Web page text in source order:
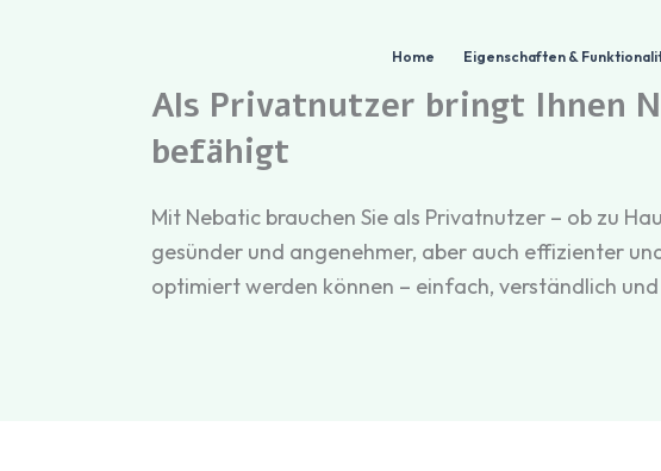
Home Eigenschaften &
Mit Nebatic brauchen Sie als Privatnutzer – ob zu
gesünder und angenehmer, aber auch effizienter
optimiert werden können – einfach, verständlich
Als Privatnutzer bringt Ihnen
befähigt